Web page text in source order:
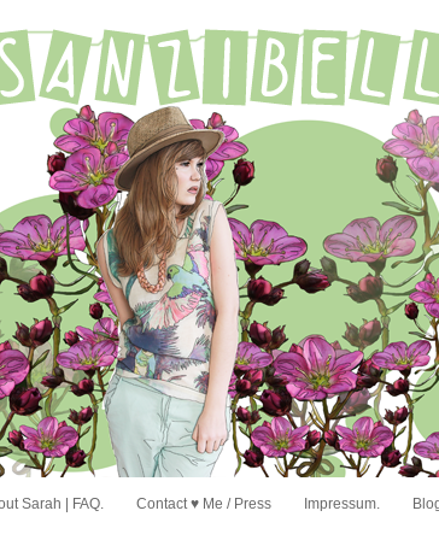
Sarah | FAQ. Contact ♥ Me / Press Impressum.